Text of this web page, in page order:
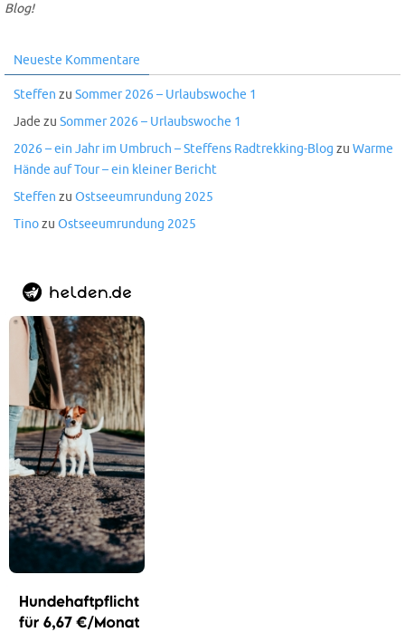
Blog!
Neueste Kommentare
Steffen zu Sommer 2026 – Urlaubswoche 1
Jade zu Sommer 2026 – Urlaubswoche 1
2026 – ein Jahr im Umbruch – Steffens Radtrekking-Blog zu Warme
Hände auf Tour – ein kleiner Bericht
Steffen zu Ostseeumrundung 2025
Tinozu Ostseeumrundung 2025